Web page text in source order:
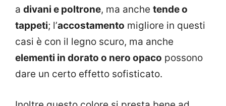
a divani e poltrone, ma anche tende o
tappeti; l’accostamento migliore in questi
casi è con il legno scuro, ma anche
elementi in dorato o nero opaco possono
dare un certo effetto sofisticato.